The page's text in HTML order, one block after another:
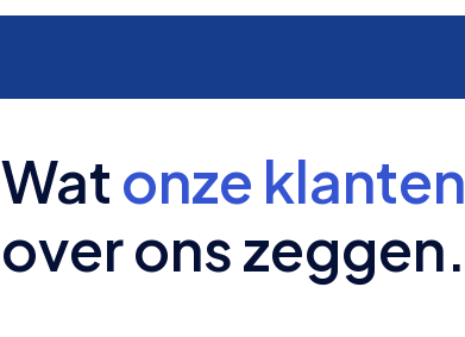
Watonze klanten
over ons zeggen.